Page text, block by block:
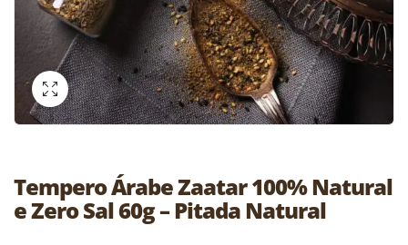
Tempero Árabe Zaatar 100% Natural
e Zero Sal 60g – Pitada Natural